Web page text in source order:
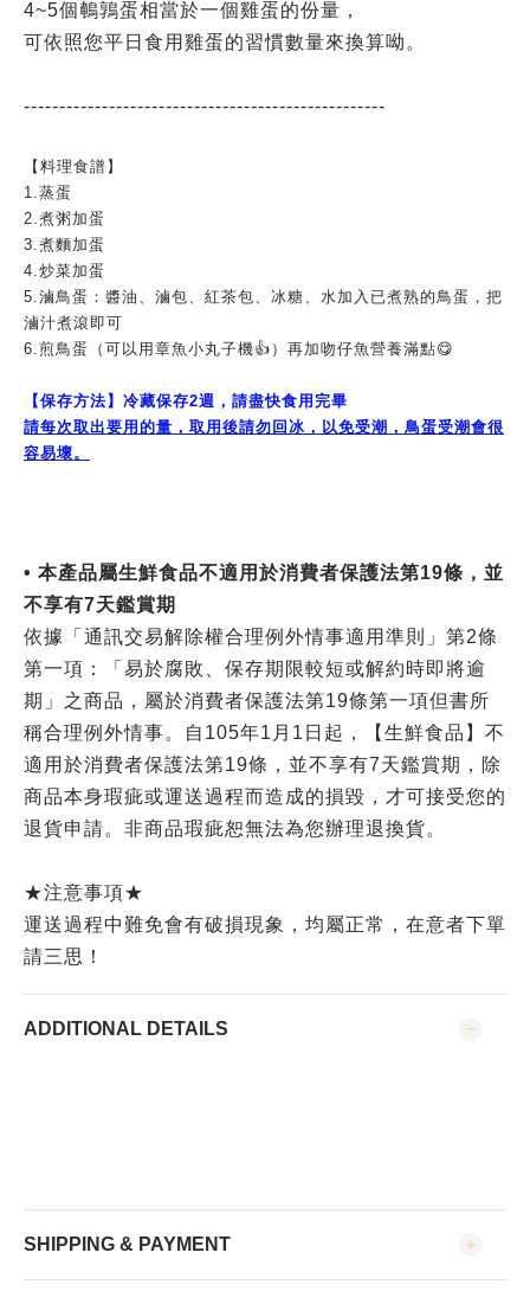
4~5個鵪鶉蛋相當於一個雞蛋的份量，
可依照您平日食用雞蛋的習慣數量來換算呦。
---------------------------------------------------
【料理食譜】
1.蒸蛋
2.煮粥加蛋
3.煮麵加蛋
4.炒菜加蛋
5.滷鳥蛋：醬油、滷包、紅茶包、冰糖、水加入已煮熟的鳥蛋，把
滷汁煮滾即可
6.煎鳥蛋（可以用章魚小丸子機👍）再加吻仔魚營養滿點😋
【保存方法】冷藏保存2週，請盡快食用完畢
請每次取出要用的量，取用後請勿回冰，以免受潮，鳥蛋受潮會很
容易壞。
• 本產品屬生鮮食品不適用於消費者保護法第19條，並
不享有7天鑑賞期
依據「通訊交易解除權合理例外情事適用準則」第2條
第一項：「易於腐敗、保存期限較短或解約時即將逾
期」之商品，屬於消費者保護法第19條第一項但書所
稱合理例外情事。自105年1月1日起，【生鮮食品】不
適用於消費者保護法第19條，並不享有7天鑑賞期，除
商品本身瑕疵或運送過程而造成的損毀，才可接受您的
退貨申請。非商品瑕疵恕無法為您辦理退換貨。
★注意事項★
運送過程中難免會有破損現象，均屬正常，在意者下單
請三思！
ADDITIONAL DETAILS
SHIPPING & PAYMENT